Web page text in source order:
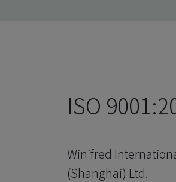
ISO
Winifred
(Shanghai) Ltd.